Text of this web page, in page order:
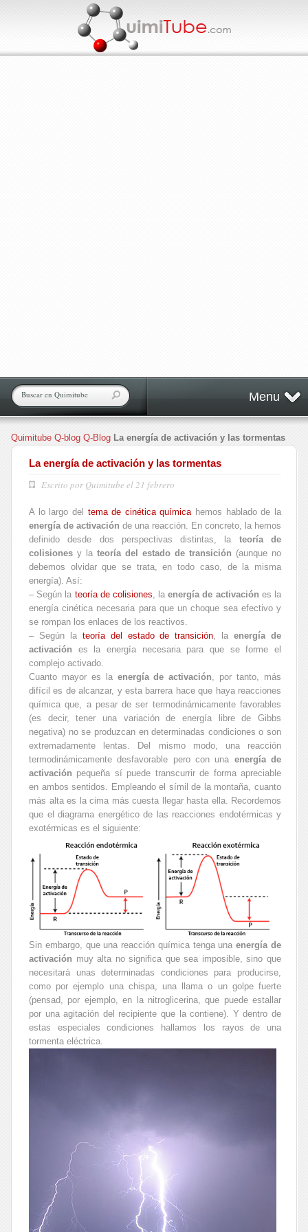
Menu
Quimitube Q-blog Q-Blog La energía de activación y las tormentas
La energía de activación y las tormentas
Escrito por Quimitube el 21 febrero
A lo largo del tema de cinética químicahemos hablado de la
energía de activación de una reacción. En concreto, la hemos
definido desde dos perspectivas distintas, la teoría de
colisiones y la teoría del estado de transición (aunque no
debemos olvidar que se trata, en todo caso, de la misma
energía). Así:
– Según la teoría de colisiones, laenergía de activación es la
energía cinética necesaria para que un choque sea efectivo y
se rompan los enlaces de los reactivos.
– Según la teoría del estado de transición, laenergía de
activación es la energía necesaria para que se forme el
complejo activado.
Cuanto mayor es la energía de activación, por tanto, más
difícil es de alcanzar, y esta barrera hace que haya reacciones
química que, a pesar de ser termodinámicamente favorables
(es decir, tener una variación de energía libre de Gibbs
negativa) no se produzcan en determinadas condiciones o son
extremadamente lentas. Del mismo modo, una reacción
termodinámicamente desfavorable pero con una energía de
activación pequeña sí puede transcurrir de forma apreciable
en ambos sentidos. Empleando el símil de la montaña, cuanto
más alta es la cima más cuesta llegar hasta ella. Recordemos
que el diagrama energético de las reacciones endotérmicas y
exotérmicas es el siguiente:
Sin embargo, que una reacción química tenga unaenergía de
activación muy alta no significa que sea imposible, sino que
necesitará unas determinadas condiciones para producirse,
como por ejemplo una chispa, una llama o un golpe fuerte
(pensad, por ejemplo, en la nitroglicerina, que puede estallar
por una agitación del recipiente que la contiene). Y dentro de
estas especiales condiciones hallamos los rayos de una
tormenta eléctrica.